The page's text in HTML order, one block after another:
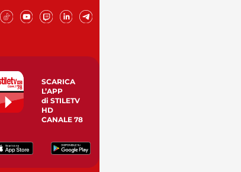
SCARICA
L’APP
di STILETV
HD
CANALE 78